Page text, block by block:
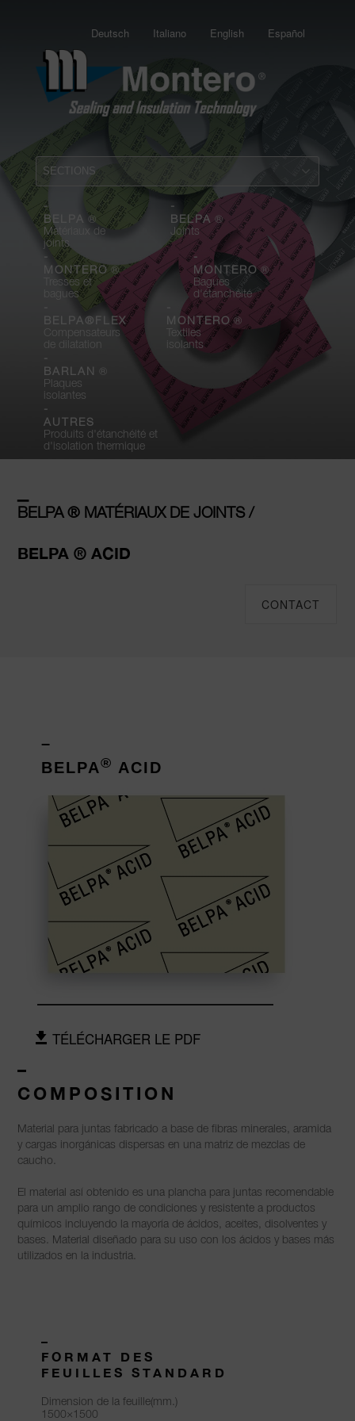
Español
English
Italiano
Deutsch
-
BELPA ®
Matériaux de
joints
-
BELPA ®
Joints
-
MONTERO®
Tresses et
bagues
-
MONTERO®
Bagues
d'étanchéité
BELPA®FLEX
Compensateurs
de dilatation
MONTERO®
Textiles
isolants
-
BARLAN
®
Plaques
isolantes
-
AUTRES
Produits d'étanchéité et
d'isolation thermique
–
BELPA ® MATÉRIAUX DE JOINTS /
BELPA ® ACID
CONTACT
–
BELPA® ACID
TÉLÉCHARGER LE PDF
–
COMPOSITION
Material para juntas fabricado a base de fibras minerales, aramida
y cargas inorgánicas dispersas en una matriz de mezclas de
caucho.
El material así obtenido es una plancha para juntas recomendable
para un amplio rango de condiciones y resistente a productos
químicos incluyendo la mayoría de ácidos, aceites, disolventes y
bases. Material diseñado para su uso con los ácidos y bases más
utilizados en la industria.
–
FORMAT DES
FEUILLES STANDARD
Dimension de la feuille(mm.)
1500×1500